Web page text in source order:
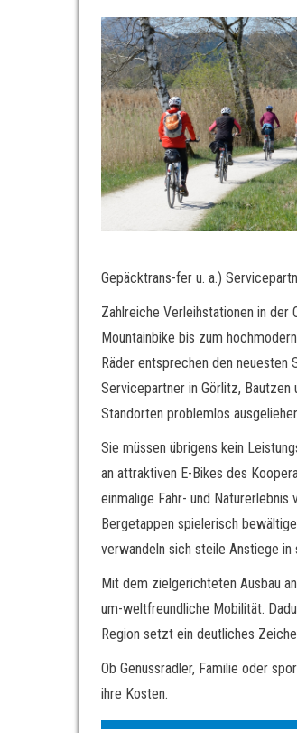
Gepäcktrans-fer u. a.)
Zahlreiche Verleihstationen in der
Mountainbike bis zum
Räder entsprechen den neuesten
Servicepartner in Görlitz, Bautzen
Standorten problemlos
Sie müssen übrigens kein
an attraktiven E-Bikes des
einmalige Fahr- und
Bergetappen spielerisch
verwandeln sich steile Anstiege
Mit dem zielgerichteten Ausbau
um-weltfreundliche Mobilität.
Region setzt ein deutliches
Ob Genussradler, Familie oder
ihre Kosten.